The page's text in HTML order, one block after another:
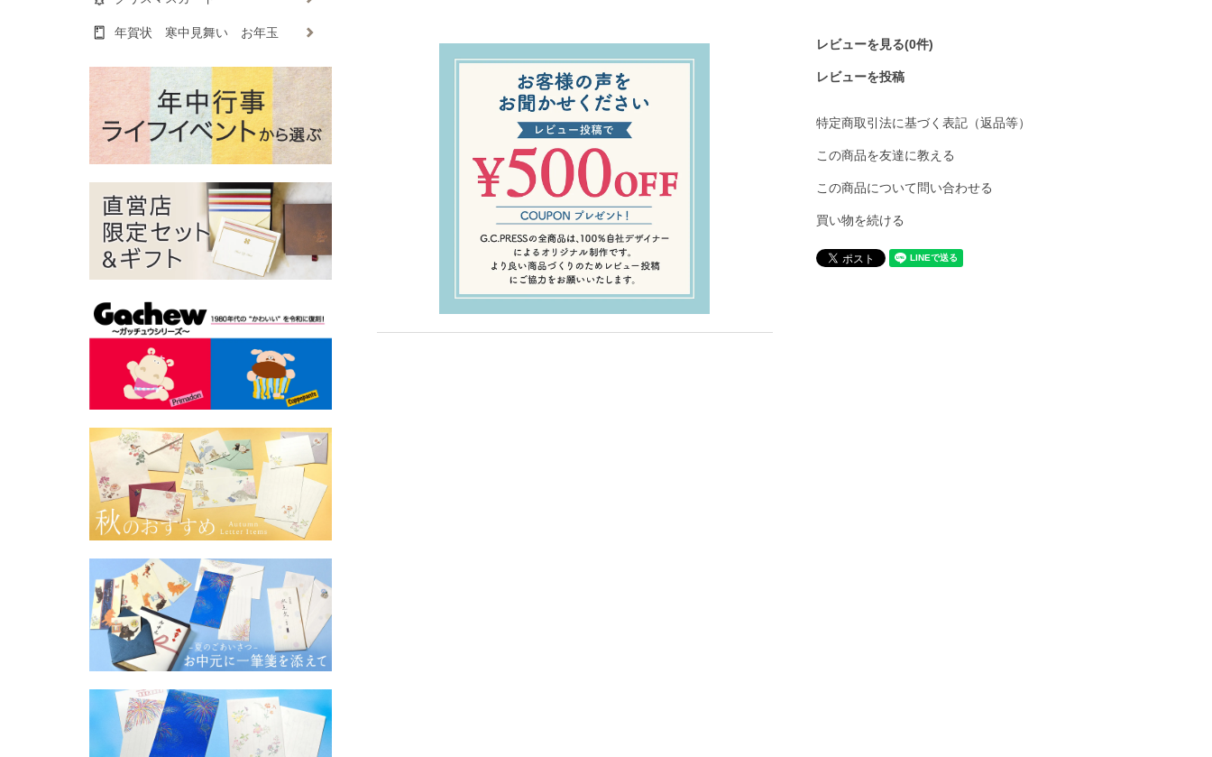
レビューを見る(0件)
レビューを投稿
特定商取引法に基づく表記（返品等）
この商品を友達に教える
この商品について問い合わせる
買い物を続ける
年賀状 寒中見舞い お年玉